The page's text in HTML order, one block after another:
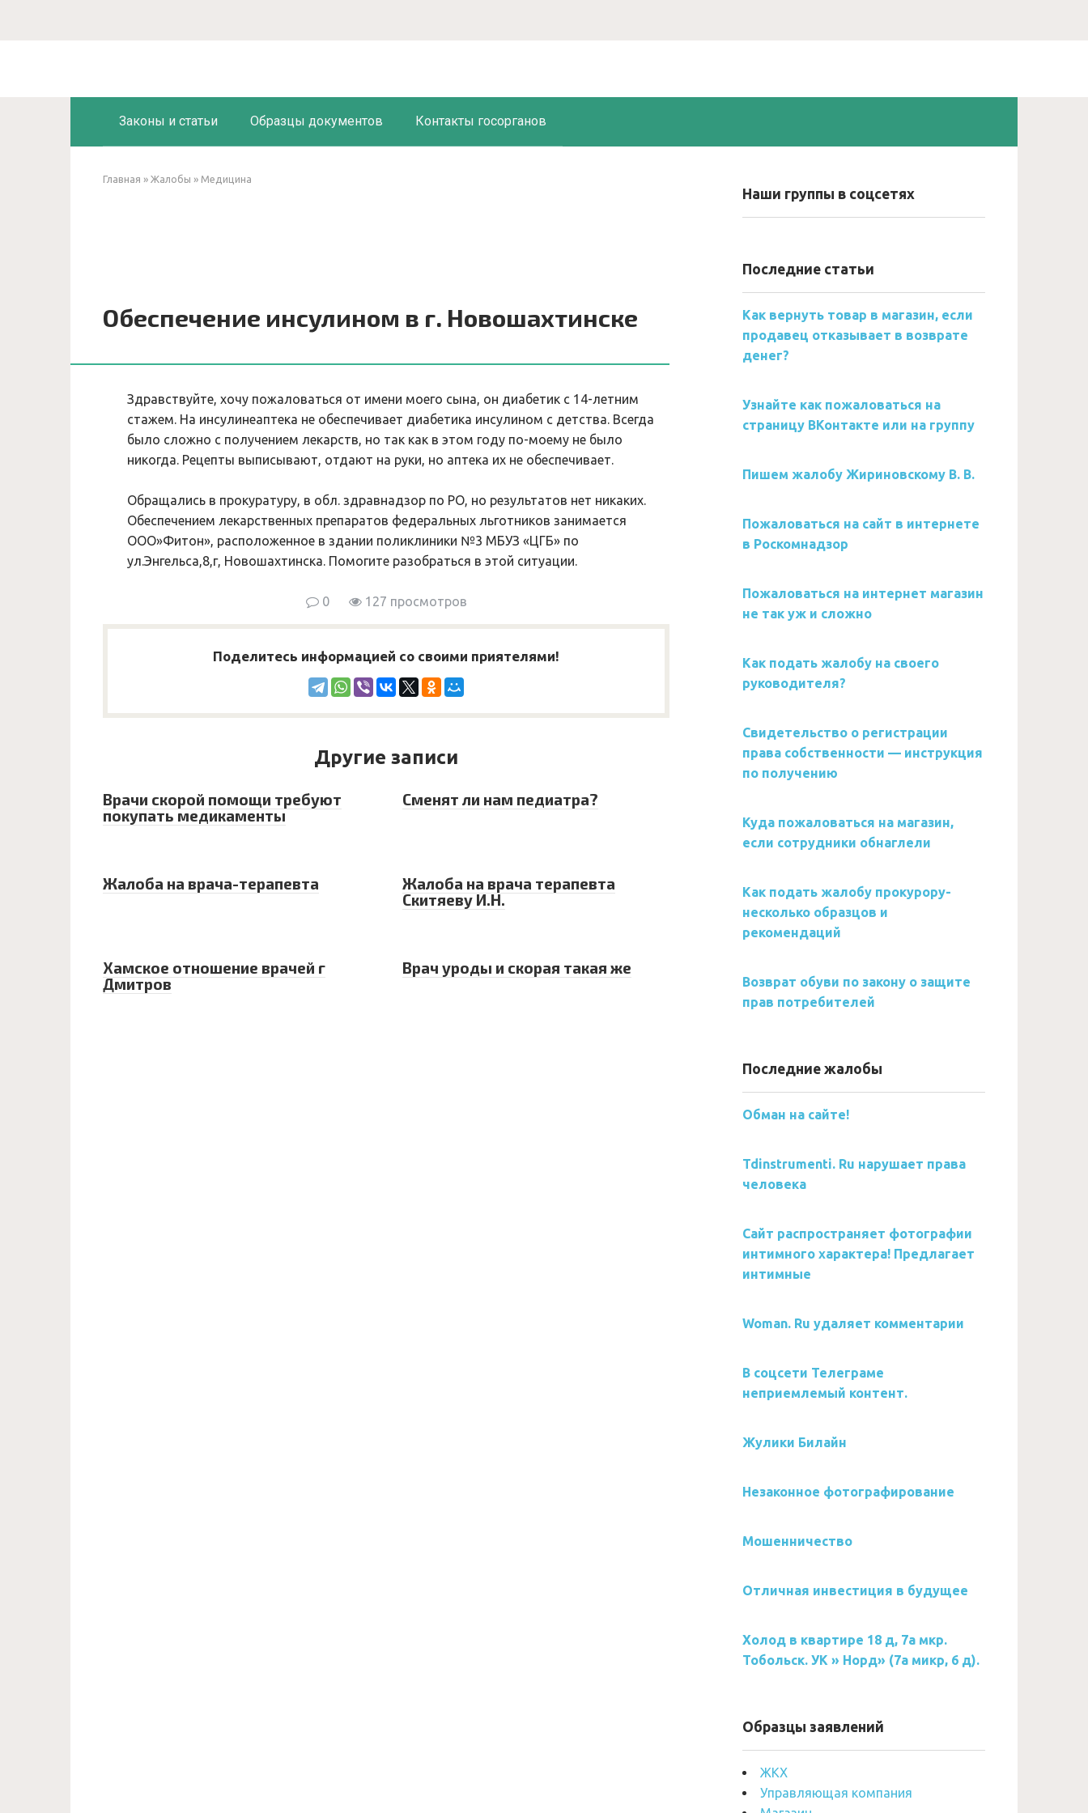
Законы и статьи Образцы документов Контакты госорганов
Главная » Жалобы » Медицина
Обеспечение инсулином в г. Новошахтинске
Здравствуйте, хочу пожаловаться от имени моего сына, он диабетик с 14-летним
стажем. На инсулинеаптека не обеспечивает диабетика инсулином с детства. Всегда
было сложно с получением лекарств, но так как в этом году по-моему не было
никогда. Рецепты выписывают, отдают на руки, но аптека их не обеспечивает.
Обращались в прокуратуру, в обл. здравнадзор по РО, но результатов нет никаких.
Обеспечением лекарственных препаратов федеральных льготников занимается
ООО»Фитон», расположенное в здании поликлиники №3 МБУЗ «ЦГБ» по
ул.Энгельса,8,г, Новошахтинска. Помогите разобраться в этой ситуации.
0 127 просмотров
Поделитесь информацией со своими приятелями!
Другие записи
Врачи скорой помощи требуют
покупать медикаменты
Сменят ли нам педиатра?
Жалоба на врача-терапевта
Жалоба на врача терапевта
Скитяеву И.Н.
Хамское отношение врачей г
Дмитров
Врач уроды и скорая такая же
Наши группы в соцсетях
Последние статьи
Как вернуть товар в магазин, если
продавец отказывает в возврате
денег?
Узнайте как пожаловаться на
страницу ВКонтакте или на группу
Пишем жалобу Жириновскому В. В.
Пожаловаться на сайт в интернете
в Роскомнадзор
Пожаловаться на интернет магазин
не так уж и сложно
Как подать жалобу на своего
руководителя?
Свидетельство о регистрации
права собственности — инструкция
по получению
Куда пожаловаться на магазин,
если сотрудники обнаглели
Как подать жалобу прокурору-
несколько образцов и
рекомендаций
Возврат обуви по закону о защите
прав потребителей
Последние жалобы
Обман на сайте!
Tdinstrumenti. Ru нарушает права
человека
Сайт распространяет фотографии
интимного характера! Предлагает
интимные
Woman. Ru удаляет комментарии
В соцсети Телеграме
неприемлемый контент.
Жулики Билайн
Незаконное фотографирование
Мошенничество
Отличная инвестиция в будущее
Холод в квартире 18 д, 7а мкр.
Тобольск. УК » Норд» (7а микр, 6 д).
Образцы заявлений
ЖКХ
Управляющая компания